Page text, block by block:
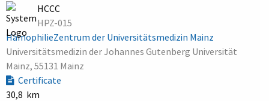
HCCC
HPZ-015
HämophilieZentrum der Universitätsmedizin Mainz
Universitätsmedizin der Johannes Gutenberg Universität
Mainz, 55131 Mainz
Certificate
30,8 km